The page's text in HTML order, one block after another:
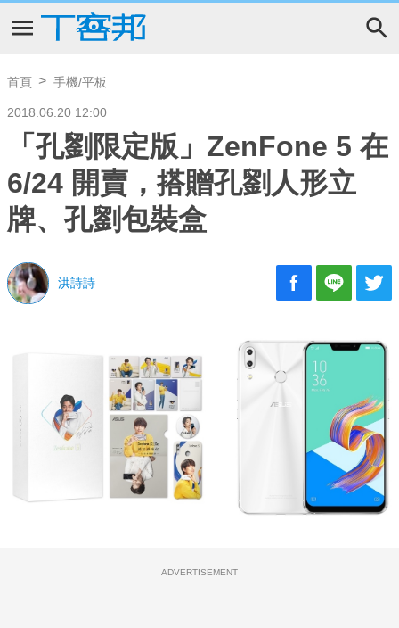
首頁 手機/平板
2018.06.20 12:00
「孔劉限定版」ZenFone 5 在
6/24 開賣，搭贈孔劉人形立
牌、孔劉包裝盒
洪詩詩
ADVERTISEMENT